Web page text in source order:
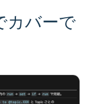
カバーで